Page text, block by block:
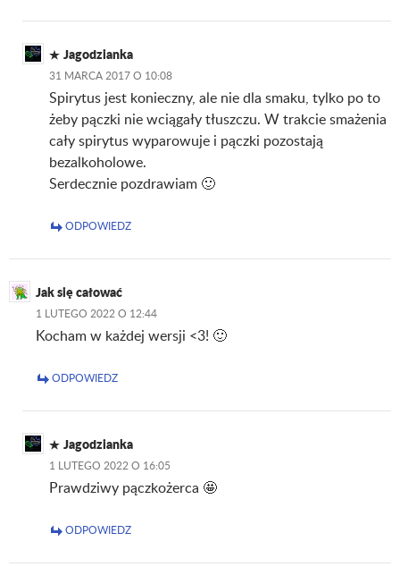
Jagodzianka
31 MARCA 2017 O 10:08
Spirytus jest konieczny, ale nie dla smaku, tylko po to
żeby pączki nie wciągały tłuszczu. W trakcie smażenia
cały spirytus wyparowuje i pączki pozostają
bezalkoholowe.
Serdecznie pozdrawiam 🙂
ODPOWIEDZ
Jak się całować
1 LUTEGO 2022 O 12:44
Kocham w każdej wersji <3! 🙂
ODPOWIEDZ
Jagodzianka
1 LUTEGO 2022 O 16:05
Prawdziwy pączkożerca 🤩
ODPOWIEDZ